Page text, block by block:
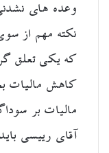
وعده های
نکته مهم از
که یکی تعلق
مالیات بر
آقای رییسی